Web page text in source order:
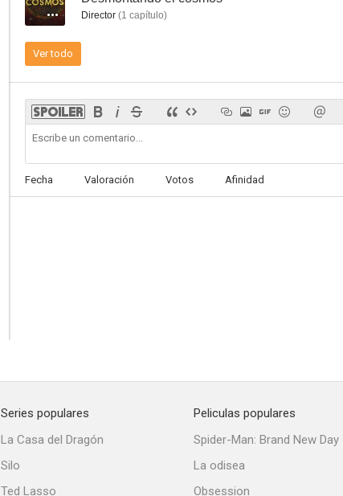
Director (1 capítulo)
Ver todo
Fecha Valoración Votos Afinidad
Series populares
La Casa del Dragón
Silo
Ted Lasso
Peliculas populares
Spider-Man: Brand New Day
La odisea
Obsession